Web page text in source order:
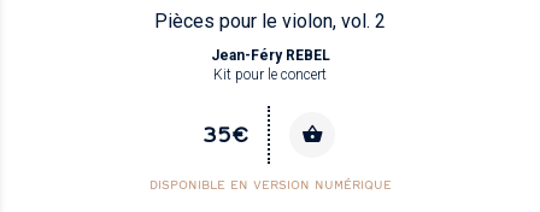
Pièces pour le violon, vol. 2
Jean-Féry REBEL
Kit pour le concert
35€
DISPONIBLE EN VERSION NUMÉRIQUE